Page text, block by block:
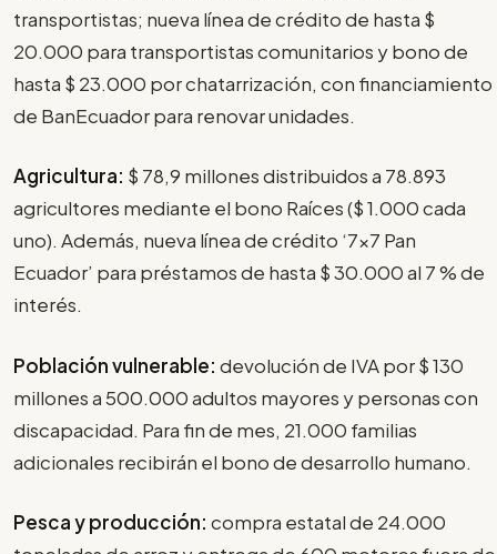
transportistas; nueva línea de crédito de hasta $
20.000 para transportistas comunitarios y bono de
hasta $ 23.000 por chatarrización, con financiamiento
de BanEcuador para renovar unidades.
Agricultura: $ 78,9 millones distribuidos a 78.893
agricultores mediante el bono Raíces ($ 1.000 cada
uno). Además, nueva línea de crédito ‘7x7 Pan
Ecuador’ para préstamos de hasta $ 30.000 al 7 % de
interés.
Población vulnerable: devolución de IVA por $ 130
millones a 500.000 adultos mayores y personas con
discapacidad. Para fin de mes, 21.000 familias
adicionales recibirán el bono de desarrollo humano.
Pesca y producción: compra estatal de 24.000